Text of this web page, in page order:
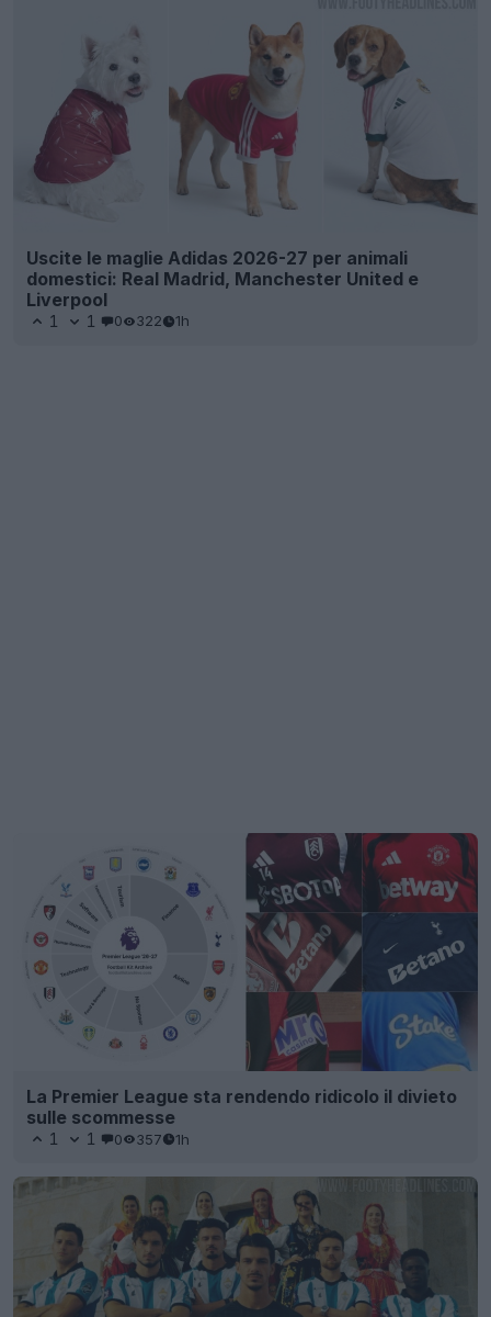
Uscite le maglie Adidas 2026-27 per animali
domestici: Real Madrid, Manchester United e
Liverpool
1 1 0 322 1h
La Premier League sta rendendo ridicolo il divieto
sulle scommesse
1 1 0 357 1h